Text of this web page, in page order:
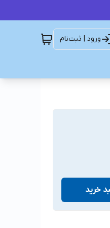
ورود | ثبت‌نام
خرید